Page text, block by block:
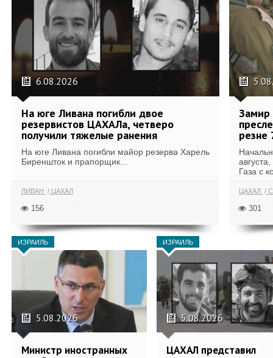
6.08.2026
На юге Ливана погибли двое
резервистов ЦАХАЛа, четверо
получили тяжелые ранения
На юге Ливана погибли майор резерва Харель
Биреншток и прапорщик...
ЛИВАН ЦАХАЛ
156
Замир
резне
Газа с
ЦАХАЛ
301
ИЗРАИЛЬ
5.08.2026
Министр иностранных
ИЗРАИЛЬ
5.08.2026
ЦАХАЛ представил